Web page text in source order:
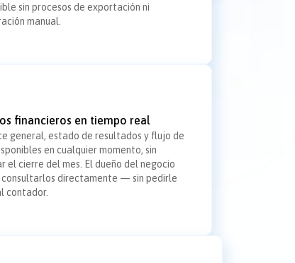
sin procesos de exportación ni
manual.
financieros en tiempo real
general, estado de resultados y flujo de
en cualquier momento, sin
el cierre del mes. El dueño del negocio
consultarlos directamente — sin pedirle
contador.